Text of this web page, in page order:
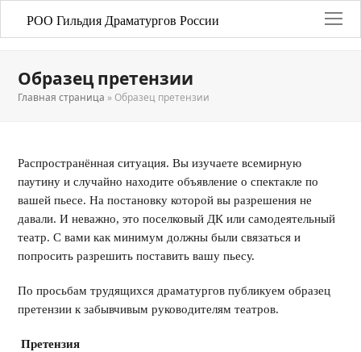
РОО Гильдия Драматургов России
Образец претензии
Главная страница » Образец претензии
Распространённая ситуация. Вы изучаете всемирную
паутину и случайно находите объявление о спектакле по
вашей пьесе. На постановку которой вы разрешения не
давали. И неважно, это поселковый ДК или самодеятельный
театр. С вами как минимум должны были связаться и
попросить разрешить поставить вашу пьесу.
По просьбам трудящихся драматургов публикуем образец
претензии к забывчивым руководителям театров.
Претензия